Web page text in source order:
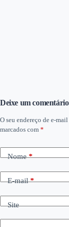
Deixe um comentário
O seu endereço de e-
marcados com *
Nome*
E-mail*
Site